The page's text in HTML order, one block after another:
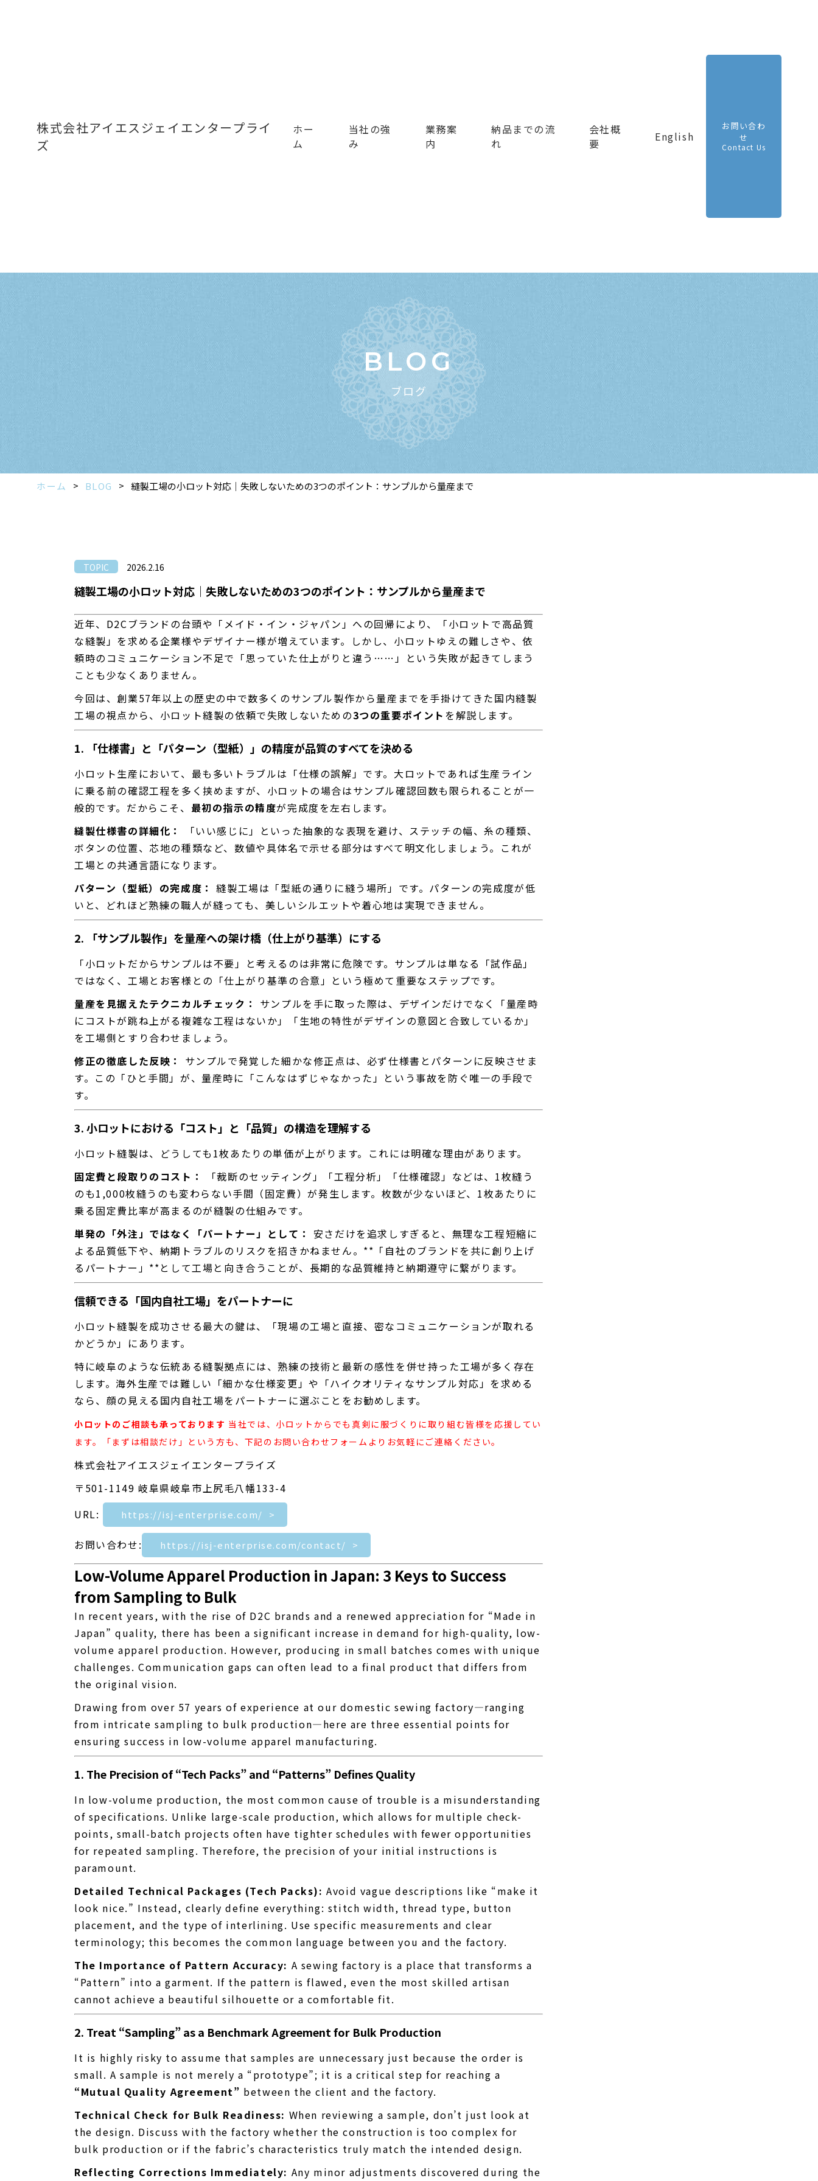
株式会社アイエスジェイエンタープライ
ズ
ホー
ム
当社の強
み
業務案
内
納品までの流
れ
会社概
要
English
お問い合わ
せ
Contact Us
BLOG
ブログ
ホーム BLOG 縫製工場の小ロット対応｜失敗しないための3つのポイント：サンプルから量産まで
TOPIC 2026.2.16
縫製工場の小ロット対応｜失敗しないための3つのポイント：サンプルから量産まで
近年、D2Cブランドの台頭や「メイド・イン・ジャパン」への回帰により、「小ロットで高品質
な縫製」を求める企業様やデザイナー様が増えています。しかし、小ロットゆえの難しさや、依
頼時のコミュニケーション不足で「思っていた仕上がりと違う……」という失敗が起きてしまう
ことも少なくありません。
今回は、創業57年以上の歴史の中で数多くのサンプル製作から量産までを手掛けてきた国内縫製
工場の視点から、小ロット縫製の依頼で失敗しないための3つの重要ポイント を解説します。
1. 「仕様書」と「パターン（型紙）」の精度が品質のすべてを決める
小ロット生産において、最も多いトラブルは「仕様の誤解」です。大ロットであれば生産ライン
に乗る前の確認工程を多く挟めますが、小ロットの場合はサンプル確認回数も限られることが一
般的です。だからこそ、 最初の指示の精度が完成度を左右します。
縫製仕様書の詳細化：
「いい感じに」といった抽象的な表現を避け、ステッチの幅、糸の種類、
ボタンの位置、芯地の種類など、数値や具体名で示せる部分はすべて明文化しましょう。これが
工場との共通言語になります。
パターン（型紙）の完成度： 縫製工場は「型紙の通りに縫う場所」です。パターンの完成度が低
いと、どれほど熟練の職人が縫っても、美しいシルエットや着心地は実現できません。
2. 「サンプル製作」を量産への架け橋（仕上がり基準）にする
「小ロットだからサンプルは不要」と考えるのは非常に危険です。サンプルは単なる「試作品」
ではなく、工場とお客様との「仕上がり基準の合意」という極めて重要なステップです。
量産を見据えたテクニカルチェック：
サンプルを手に取った際は、デザインだけでなく「量産時
にコストが跳ね上がる複雑な工程はないか」「生地の特性がデザインの意図と合致しているか」
を工場側とすり合わせましょう。
修正の徹底した反映：
サンプルで発覚した細かな修正点は、必ず仕様書とパターンに反映させま
す。この「ひと手間」が、量産時に「こんなはずじゃなかった」という事故を防ぐ唯一の手段で
す。
3. 小ロットにおける「コスト」と「品質」の構造を理解する
小ロット縫製は、どうしても1枚あたりの単価が上がります。これには明確な理由があります。
固定費と段取りのコスト：
「裁断のセッティング」「工程分析」「仕様確認」などは、1枚縫う
のも1,000枚縫うのも変わらない手間（固定費）が発生します。枚数が少ないほど、1枚あたりに
乗る固定費比率が高まるのが縫製の仕組みです。
単発の「外注」ではなく「パートナー」として： 安さだけを追求しすぎると、無理な工程短縮に
よる品質低下や、納期トラブルのリスクを招きかねません。**「自社のブランドを共に創り上げ
るパートナー」**として工場と向き合うことが、長期的な品質維持と納期遵守に繋がります。
信頼できる「国内自社工場」をパートナーに
小ロット縫製を成功させる最大の鍵は、「現場の工場と直接、密なコミュニケーションが取れる
かどうか」にあります。
特に岐阜のような伝統ある縫製拠点には、熟練の技術と最新の感性を併せ持った工場が多く存在
します。海外生産では難しい「細かな仕様変更」や「ハイクオリティなサンプル対応」を求める
なら、顔の見える国内自社工場をパートナーに選ぶことをお勧めします。
小ロットのご相談も承っております 当社では、小ロットからでも真剣に服づくりに取り組む皆様を応援してい
ます。「まずは相談だけ」という方も、下記のお問い合わせフォームよりお気軽にご連絡ください。
株式会社アイエスジェイエンタープライズ
〒501-1149 岐阜県岐阜市上尻毛八幡133-4
URL:
https://isj-enterprise.com/
お問い合わせ: https://isj-enterprise.com/contact/
Low-Volume Apparel Production in Japan: 3 Keys to Success
from Sampling to Bulk
In recent years, with the rise of D2C brands and a renewed appreciation for “Made in
Japan” quality, there has been a significant increase in demand for high-quality, low-
volume apparel production. However, producing in small batches comes with unique
challenges. Communication gaps can often lead to a final product that differs from
the original vision.
Drawing from over 57 years of experience at our domestic sewing factory—ranging
from intricate sampling to bulk production—here are three essential points for
ensuring success in low-volume apparel manufacturing.
1. The Precision of “Tech Packs” and “Patterns” Defines Quality
In low-volume production, the most common cause of trouble is a misunderstanding
of specifications. Unlike large-scale production, which allows for multiple check-
points, small-batch projects often have tighter schedules with fewer opportunities
for repeated sampling. Therefore, the precision of your initial instructions is
paramount.
Detailed Technical Packages (Tech Packs): Avoid vague descriptions like “make it
look nice.” Instead, clearly define everything: stitch width, thread type, button
placement, and the type of interlining. Use specific measurements and clear
terminology; this becomes the common language between you and the factory.
The Importance of Pattern Accuracy: A sewing factory is a place that transforms a
“Pattern” into a garment. If the pattern is flawed, even the most skilled artisan
cannot achieve a beautiful silhouette or a comfortable fit.
2. Treat “Sampling” as a Benchmark Agreement for Bulk Production
It is highly risky to assume that samples are unnecessary just because the order is
small. A sample is not merely a “prototype”; it is a critical step for reaching a
“Mutual Quality Agreement” between the client and the factory.
Technical Check for Bulk Readiness: When reviewing a sample, don’t just look at
the design. Discuss with the factory whether the construction is too complex for
bulk production or if the fabric’s characteristics truly match the intended design.
Reflecting Corrections Immediately: Any minor adjustments discovered during the